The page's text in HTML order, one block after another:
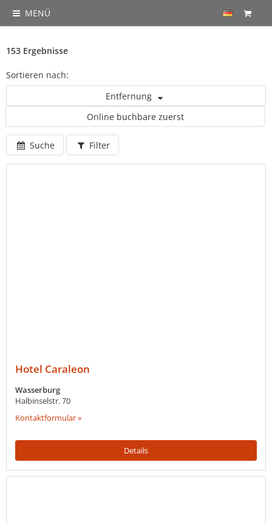
MENÜ
153 Ergebnisse
Sortieren nach:
Entfernung
Online buchbare zuerst
Suche Filter
Hotel Caraleon
Wasserburg
Halbinselstr. 70
Kontaktformular »
Details